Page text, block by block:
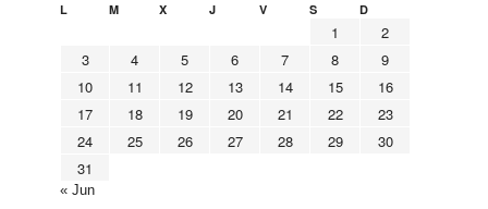
L M X J V S D
1
2
3
4 5 6 7 8
9
10
11 12 13 14 15
16
17
18 19 20 21 22
23
24
25 26 27 28 29
30
31
« Jun